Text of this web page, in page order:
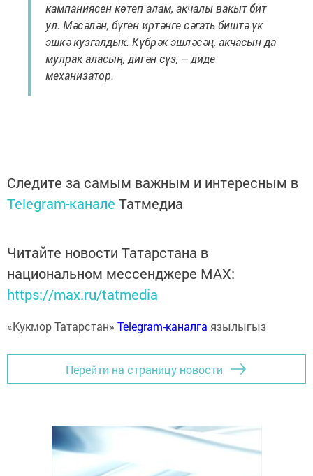
кампаниясен көтеп алам, акчалы вакыт бит
ул. Мәсәлән, бүген иртәнге сәгать биштә үк
эшкә кузгалдык. Күбрәк эшләсәң, акчасын да
мулрак аласың, дигән сүз, – диде
механизатор.
Следите за самым важным и интересным в
Telegram-канале Татмедиа
Читайте новости Татарстана в
национальном мессенджере MАХ:
https://max.ru/tatmedia
«Кукмор Татарстан» Telegram-каналга язылыгыз
Перейти на страницу новости